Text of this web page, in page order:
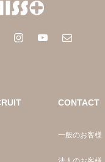
CONTACT
一般のお客様